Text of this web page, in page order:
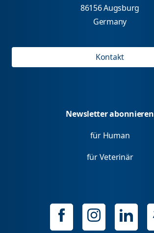
86156 Augsburg
Germany
Kontakt
Newsletter abonnieren
für Human
für Veterinär